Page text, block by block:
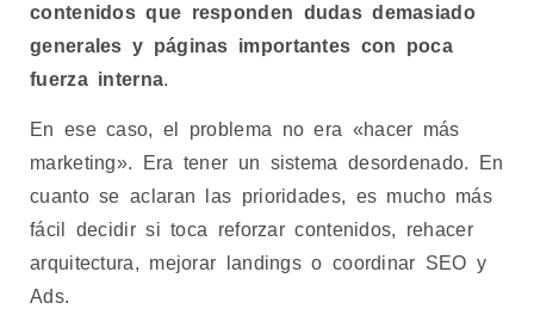
contenidos que responden dudas demasiado
generales y páginas importantes con poca
fuerza interna.
En ese caso, el problema no era «hacer más
marketing». Era tener un sistema desordenado. En
cuanto se aclaran las prioridades, es mucho más
fácil decidir si toca reforzar contenidos, rehacer
arquitectura, mejorar landings o coordinar SEO y
Ads.